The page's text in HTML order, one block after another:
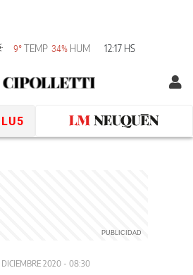
9°TEMP 34% HUM 12:17 HS
LU5
2020 - 08:30